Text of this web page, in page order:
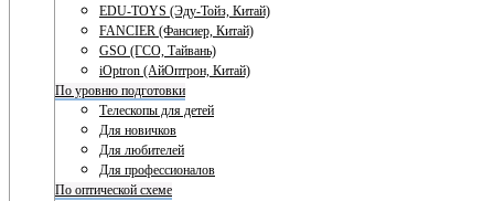
EDU-TOYS (Эду-Тойз, Китай)
FANCIER (Фансиер, Китай)
GSO (ГСО, Тайвань)
iOptron (АйОптрон, Китай)
По уровню подготовки
Телескопы для детей
Для новичков
Для любителей
Для профессионалов
По оптической схеме